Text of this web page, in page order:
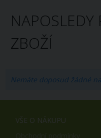
NAPOSLEDY
ZBOŽÍ
Nemáte doposud žádné
VŠE O NÁKUPU